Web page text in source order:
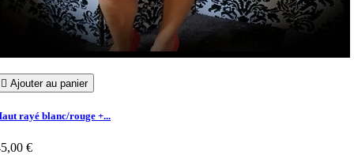
 Ajouter au panier
rayé blanc/rouge +...
€